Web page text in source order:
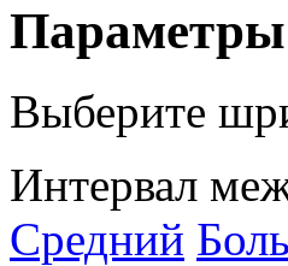
Выберите
Интервал
Средний